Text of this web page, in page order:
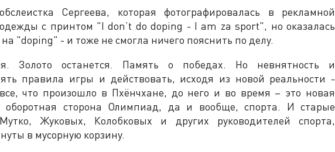
Сергеева, которая фотографировалась в рекламной
с принтом "I don’t do doping - I am za sport", но оказалась
"doping" - и тоже не смогла ничего пояснить по делу.
Золото останется. Память о победах. Но невнятность и
правила игры и действовать, исходя из новой реальности -
что произошло в Пхёнчхане, до него и во время – это новая
оборотная сторона Олимпиад, да и вообще, спорта. И старые
Жуковых, Колобковых и других руководителей спорта,
в мусорную корзину.